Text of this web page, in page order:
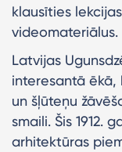
klausīties
videomateriālus.
Latvijas
interesantā ēkā,
un šļūteņu
smaili. Šis 1912.
arhitektūras